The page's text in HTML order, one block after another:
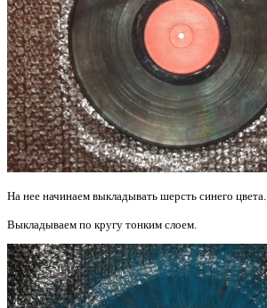
На нее начинаем выкладывать шерсть синего цвета.
Выкладываем по кругу тонким слоем.